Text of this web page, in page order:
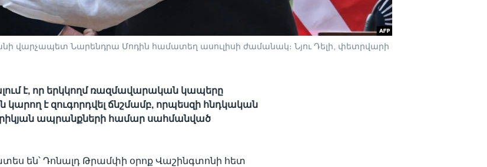
վարչապետ Նարենդրա Մոդին համատեղ ասուլիսի ժամանակ։ Նյու Դելի, փետրվարի
է, որ երկկողմ ռազմավարական կապերը
կարող է զուգորդվել ճնշմամբ, որպեսզի հնդկական
ապրանքների համար սահմանված
են՝ Դոնալդ Թրամփի օրոք Վաշինգտոնի հետ